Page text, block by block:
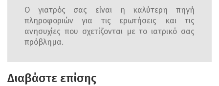
Ο γιατρός σας είναι η καλύτερη πηγή
πληροφοριών για τις ερωτήσεις και τις
ανησυχίες που σχετίζονται με το ιατρικό σας
πρόβλημα.
Διαβάστε επίσης